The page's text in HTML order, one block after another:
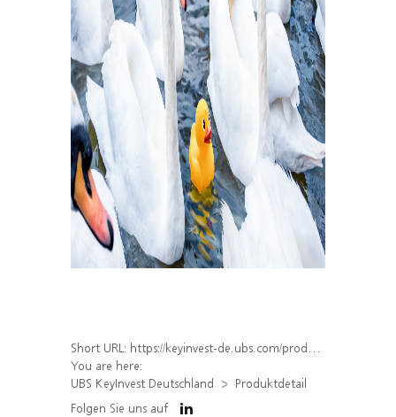
Short URL: https://keyinvest-de.ubs.com/produkt/detail/index/isin/DE000WA7TEC4
You are here:
UBS KeyInvest Deutschland
Produktdetail
Folgen Sie uns auf